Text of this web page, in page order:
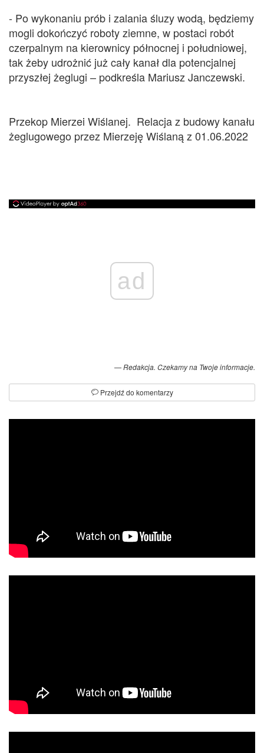
- Po wykonaniu prób i zalania śluzy wodą, będziemy
mogli dokończyć roboty ziemne, w postaci robót
czerpalnym na kierownicy północnej i południowej,
tak żeby udrożnić już cały kanał dla potencjalnej
przyszłej żeglugi – podkreśla Mariusz Janczewski.
Przekop Mierzei Wiślanej. Relacja z budowy kanału
żeglugowego przez Mierzeję Wiślaną z 01.06.2022
ad
Redakcja. Czekamy na Twoje informacje.
Przejdź do komentarzy